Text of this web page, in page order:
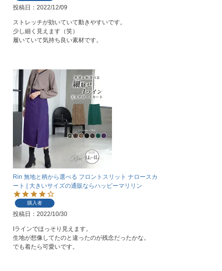
投稿日 2022/12/09
ストレッチが効いていて動きやすいです。
少し細く見えます（笑）
履いていて気持ち良い素材です。
Rin 無地と柄から選べる フロントスリット ナロースカ
ート | 大きいサイズの通販ならハッピーマリリン
購入者
投稿日 2022/10/30
Iラインでほっそり見えます。
生地が想像してたのと違ったのが残念だったかな。
でも着たら可愛いです。